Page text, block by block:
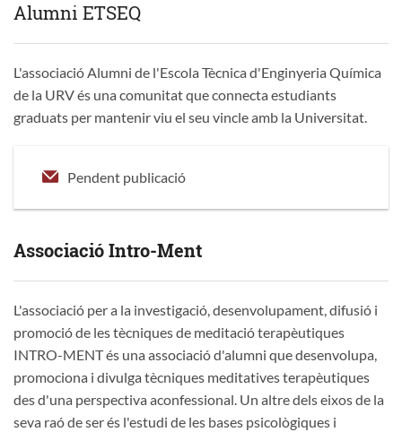
Alumni ETSEQ
L'associació Alumni de l'Escola Tècnica d'Enginyeria Química
de la URV és una comunitat que connecta estudiants
graduats per mantenir viu el seu vincle amb la Universitat.
Pendent publicació
Associació Intro-Ment
L'associació per a la investigació, desenvolupament, difusió i
promoció de les tècniques de meditació terapèutiques
INTRO-MENT és una associació d'alumni que desenvolupa,
promociona i divulga tècniques meditatives terapèutiques
des d'una perspectiva aconfessional. Un altre dels eixos de la
seva raó de ser és l'estudi de les bases psicològiques i